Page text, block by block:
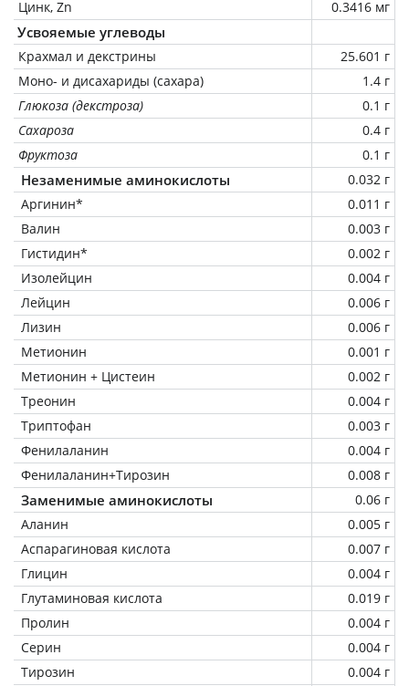
Цинк, Zn
0.3416 мг
Усвояемые углеводы
Крахмал и декстрины
25.601 г
Моно- и дисахариды (сахара)
1.4 г
Глюкоза (декстроза)
0.1 г
Сахароза
0.4 г
Фруктоза
0.1 г
Незаменимые аминокислоты
0.032 г
Аргинин*
0.011 г
Валин
0.003 г
Гистидин*
0.002 г
Изолейцин
0.004 г
Лейцин
0.006 г
Лизин
0.006 г
Метионин
0.001 г
Метионин + Цистеин
0.002 г
Треонин
0.004 г
Триптофан
0.003 г
Фенилаланин
0.004 г
Фенилаланин+Тирозин
0.008 г
Заменимые аминокислоты
0.06 г
Аланин
0.005 г
Аспарагиновая кислота
0.007 г
Глицин
0.004 г
Глутаминовая кислота
0.019 г
Пролин
0.004 г
Серин
0.004 г
Тирозин
0.004 г